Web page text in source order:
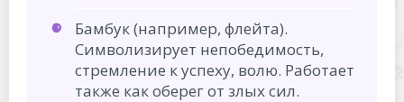
Бамбук (например, флейта).
Символизирует непобедимость,
стремление к успеху, волю. Работает
также как оберег от злых сил.